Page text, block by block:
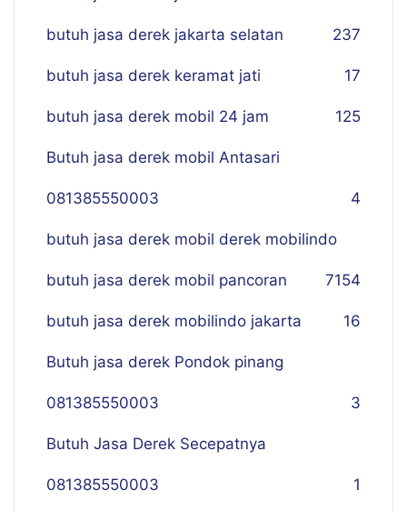
butuh jasa derek jakarta selatan 237
butuh jasa derek keramat jati 17
butuh jasa derek mobil 24 jam 125
Butuh jasa derek mobil Antasari
081385550003 4
butuh jasa derek mobil derek mobilindo
154
butuh jasa derek mobil pancoran 7
butuh jasa derek mobilindo jakarta 16
Butuh jasa derek Pondok pinang
081385550003 3
Butuh Jasa Derek Secepatnya
081385550003 1